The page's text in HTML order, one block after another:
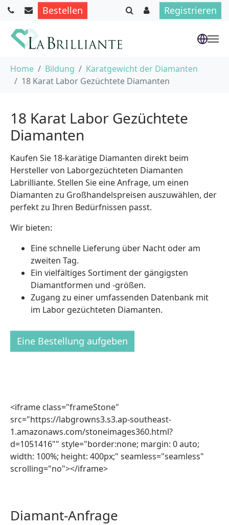
Bestellen Registrieren
Home Bildung
Karatgewicht der Diamanten
18 Karat Labor Gezüchtete Diamanten
18 Karat Labor Gezüchtete
Diamanten
Kaufen Sie 18-karätige Diamanten direkt beim
Hersteller von Laborgezüchteten Diamanten
Labrilliante. Stellen Sie eine Anfrage, um einen
Diamanten zu Großhandelspreisen auszuwählen, der
perfekt zu Ihren Bedürfnissen passt.
Wir bieten:
Eine schnelle Lieferung über Nacht oder am
zweiten Tag.
Ein vielfältiges Sortiment der gängigsten
Diamantformen und -größen.
Zugang zu einer umfassenden Datenbank mit
im Labor gezüchteten Diamanten.
Eine Bestellung aufgeben
<iframe class="frameStone"
src="https://labgrowns3.s3.ap-southeast-
1.amazonaws.com/stoneimages360.html?
d=1051416"" style="border:none; margin: 0 auto;
width: 100%; height: 400px;" seamless="seamless"
scrolling="no"></iframe>
Diamant-Anfrage